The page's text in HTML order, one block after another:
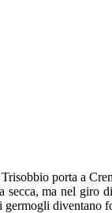
porta a
secca, ma nel
germogli diventano